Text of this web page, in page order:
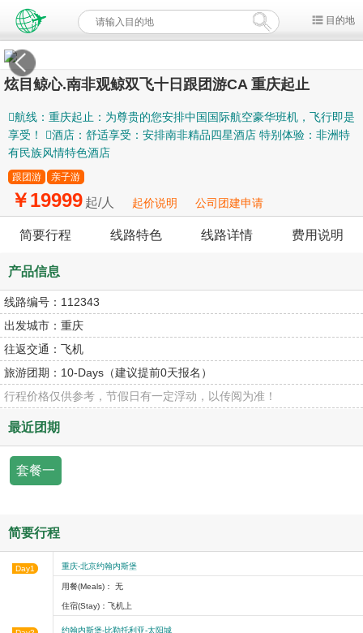
目的地
炫目鲸心.南非观鲸双飞十日跟团游CA 重庆起止
航线：重庆起止：为尊贵的您安排中国国际航空豪华班机，飞行即是
享受！ 酒店：舒适享受：安排南非精品四星酒店 特别体验：非洲特
有民族风情特色酒店
跟团游 亲子游
￥19999 起/人 起价说明 公司团建申请
简要行程 线路特色 线路详情 费用说明
产品信息
线路编号： 112343
出发城市： 重庆
往返交通： 飞机
旅游团期： 10-Days（建议提前0天报名）
行程价格仅供参考，节假日有一定浮动，以传阅为准！
最近团期
套餐一
简要行程
Day1 重庆-北京约翰内斯堡
用餐(Meals)： 无
住宿(Stay)：飞机上
约翰内斯堡-比勒托利亚-太阳城